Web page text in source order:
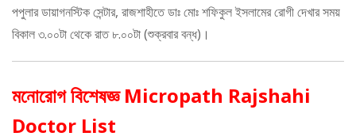
পপুলার ডায়াগনস্টিক সেন্টার, রাজশাহীতে ডাঃ মোঃ শফিকুল ইসলামের রোগী দেখার সময়
বিকাল ৩.০০টা থেকে রাত ৮.০০টা (শুক্রবার বন্ধ)।
মনোরোগ বিশেষজ্ঞ Micropath Rajshahi
Doctor List